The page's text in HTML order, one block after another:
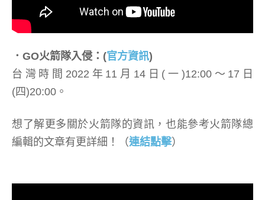
．GO火箭隊入侵：(官方資訊)
台灣時間2022年11月14日(一)12:00～17日
(四)20:00。
想了解更多關於火箭隊的資訊，也能參考火箭隊總
編輯的文章有更詳細！（連結點擊）